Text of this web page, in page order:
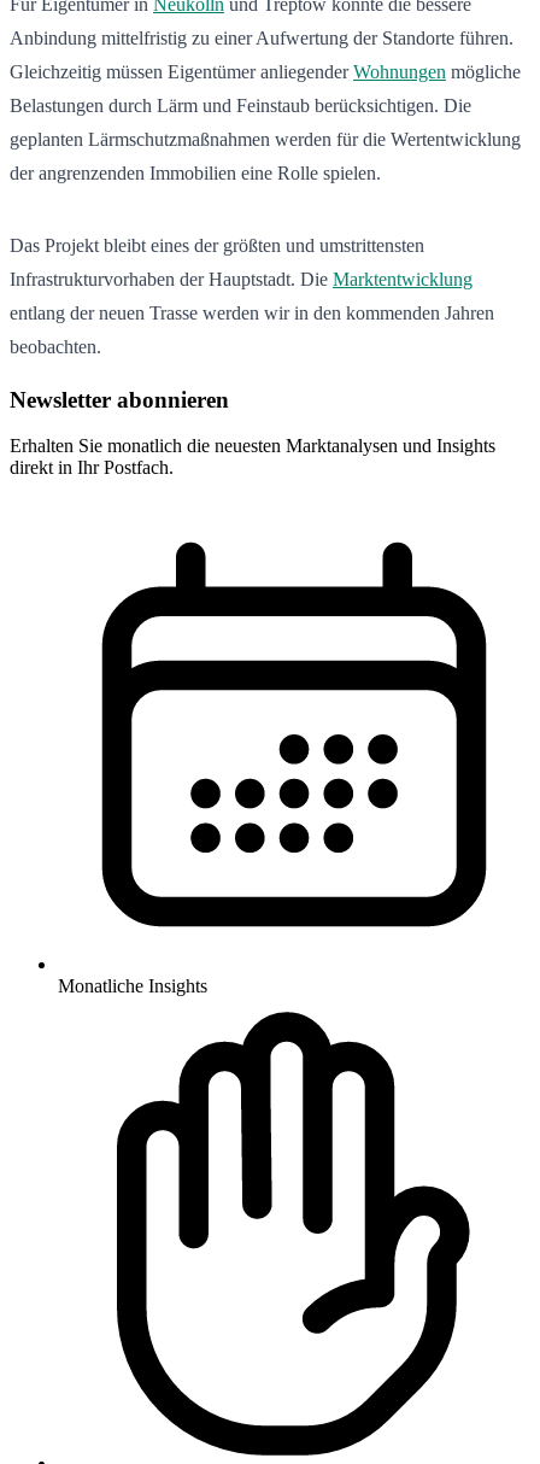
Anbindung mittelfristig zu einer Aufwertung der Standorte führen.
Gleichzeitig müssen Eigentümer anliegenderWohnungen mögliche
Belastungen durch Lärm und Feinstaub berücksichtigen. Die
geplanten Lärmschutzmaßnahmen werden für die Wertentwicklung
der angrenzenden Immobilien eine Rolle spielen.
Das Projekt bleibt eines der größten und umstrittensten
Infrastrukturvorhaben der Hauptstadt. Die Marktentwicklung
entlang der neuen Trasse werden wir in den kommenden Jahren
beobachten.
Newsletter abonnieren
Erhalten Sie monatlich die neuesten Marktanalysen und Insights
direkt in Ihr Postfach.
Monatliche Insights